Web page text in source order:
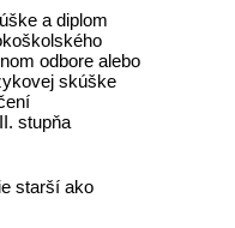
a diplom
odbore alebo
skúške
stupňa
starší ako